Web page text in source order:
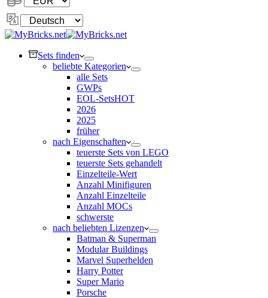
Sprache
ändern
Sets finden
beliebte Kategorien
alle Sets
GWPs
EOL-SetsHOT
2026
2025
früher
nach Eigenschaften
teuerste Sets von LEGO
teuerste Sets gehandelt
Einzelteile-Wert
Anzahl Minifiguren
Anzahl Einzelteile
Anzahl MOCs
schwerste
nach beliebten Lizenzen
Batman & Superman
Modular Buildings
Marvel Superhelden
Harry Potter
Super Mario
Porsche